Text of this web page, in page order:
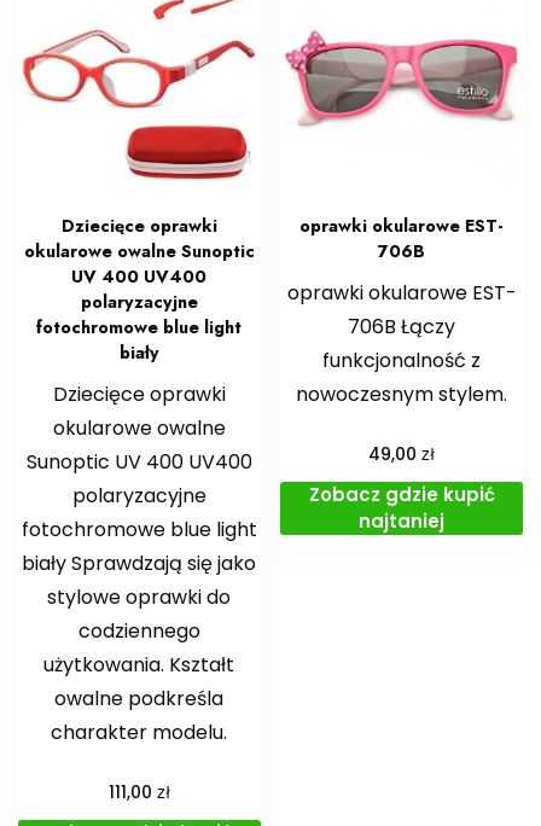
Dziecięce oprawki
okularowe owalne Sunoptic
UV 400 UV400
polaryzacyjne
fotochromowe blue light
biały
Dziecięce oprawki
okularowe owalne
Sunoptic UV 400 UV400
polaryzacyjne
fotochromowe blue light
biały Sprawdzają się jako
stylowe oprawki do
codziennego
użytkowania. Kształt
owalne podkreśla
charakter modelu.
111,00 zł
oprawki okularowe EST-
706B
oprawki okularowe EST-
706B Łączy
funkcjonalność z
nowoczesnym stylem.
49,00zł
Zobacz gdzie kupić
najtaniej